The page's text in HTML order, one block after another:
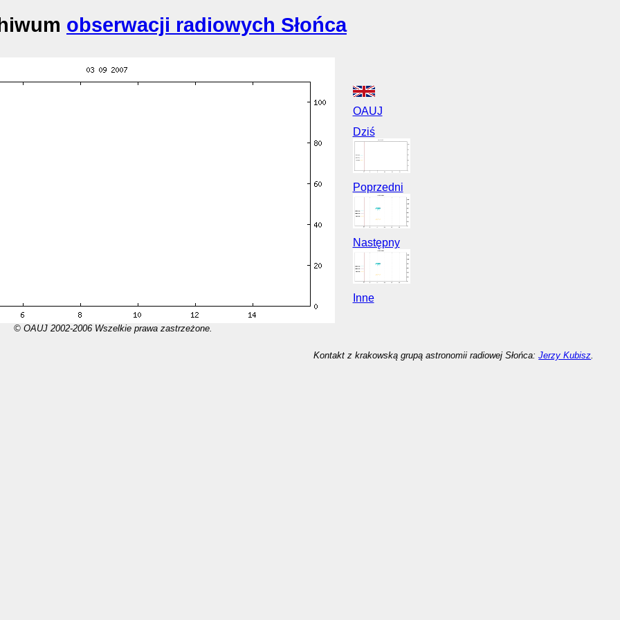
obserwacji radiowych Słońca
© OAUJ 2002-2006 Wszelkie prawa zastrzeżone.
OAUJ
Dziś
Poprzedni
Następny
Inne
Kontakt z krakowską grupą astronomii radiowej Słońca:Jerzy Kubisz.